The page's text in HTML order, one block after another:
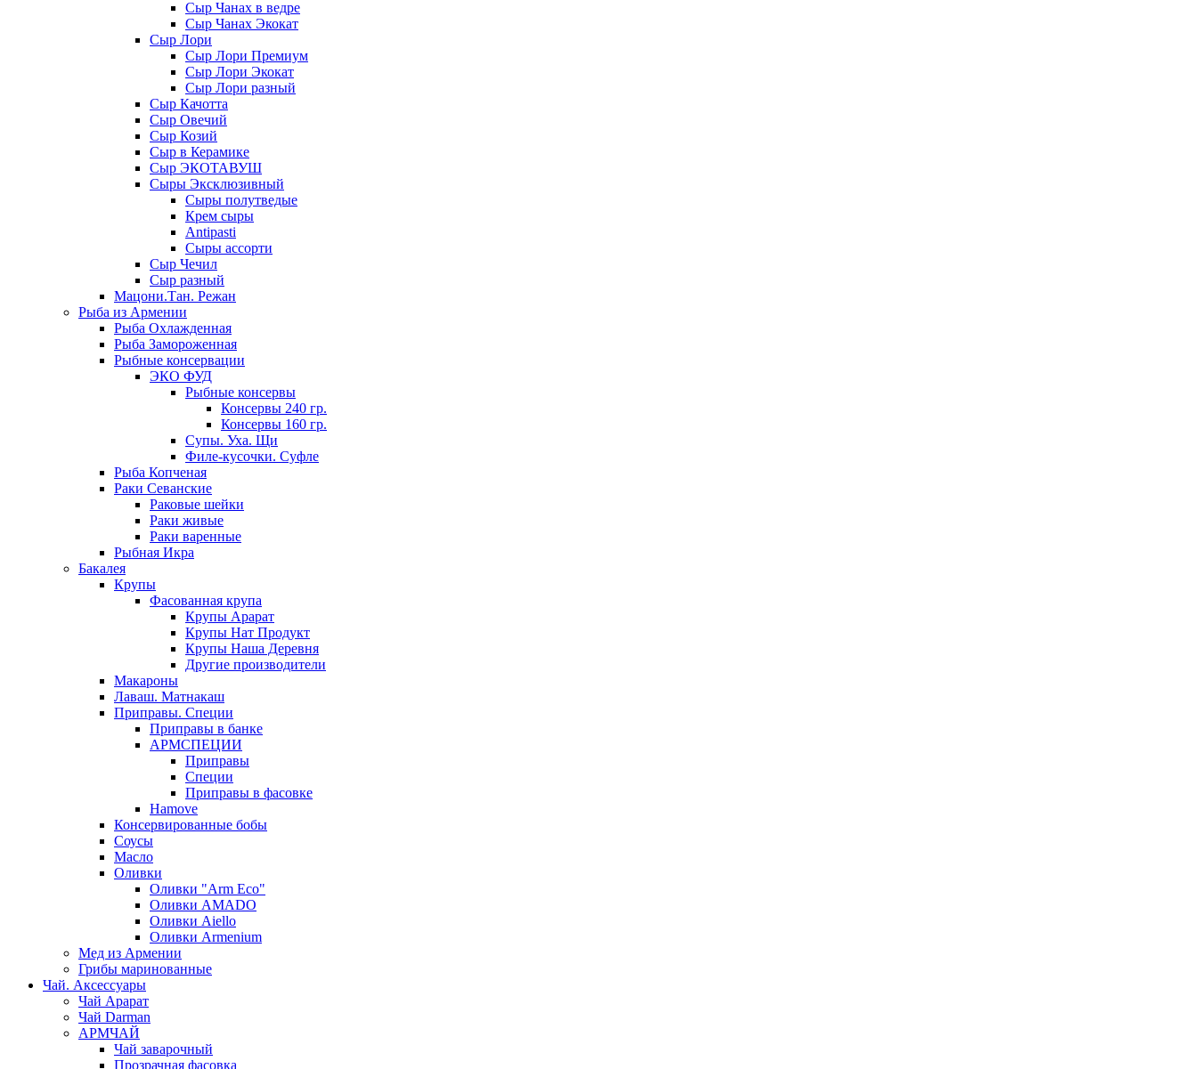
Сыр Чанах в ведре
Сыр Чанах Экокат
Сыр Лори
Сыр Лори Премиум
Сыр Лори Экокат
Сыр Лори разный
Сыр Качотта
Сыр Овечий
Сыр Козий
Сыр в Керамике
Сыр ЭКОТАВУШ
Сыры Эксклюзивный
Сыры полутведые
Крем сыры
Antipasti
Сыры ассорти
Сыр Чечил
Сыр разный
Мацони.Тан. Режан
Рыба из Армении
Рыба Охлажденная
Рыба Замороженная
Рыбные консервации
ЭКО ФУД
Рыбные консервы
Консервы 240 гр.
Консервы 160 гр.
Супы. Уха. Щи
Филе-кусочки. Суфле
Рыба Копченая
Раки Севанские
Раковые шейки
Раки живые
Раки варенные
Рыбная Икра
Бакалея
Крупы
Фасованная крупа
Крупы Арарат
Крупы Нат Продукт
Крупы Наша Деревня
Другие производители
Макароны
Лаваш. Матнакаш
Приправы. Специи
Приправы в банке
АРМСПЕЦИИ
Приправы
Специи
Приправы в фасовке
Hamove
Консервированные бобы
Соусы
Масло
Оливки
Оливки "Arm Eco"
Оливки AMADO
Оливки Aiello
Оливки Armenium
Мед из Армении
Грибы маринованные
Чай. Аксессуары
Чай Арарат
Чай Darman
АРМЧАЙ
Чай заварочный
Прозрачная фасовка